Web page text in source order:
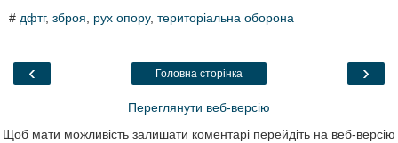
e
o
t
k
e
a
r
# дфтг, зброя, рух опору, територіальна оборона
‹ ›
Головна сторінка
Переглянути веб-версію
Щоб мати можливість залишати коментарі перейдіть на веб-версію